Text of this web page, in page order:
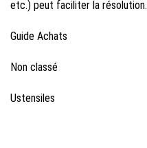
etc.) peut faciliter la résolution.
Guide Achats
Non classé
Ustensiles